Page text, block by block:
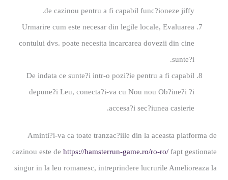
de cazinou pentru a fi capabil func?ioneze jiffy.
Urmarire cum este necesar din legile locale, Evaluarea
contului dvs. poate necesita incarcarea dovezii din cine
sunte?i.
De indata ce sunte?i intr-o pozi?ie pentru a fi capabil
depune?i Leu, conecta?i-va cu Nou nou Ob?ine?i ?i
accesa?i sec?iunea casierie.
Aminti?i-va ca toate tranzac?iile din la aceasta platforma de
cazinou este de https://hamsterrun-game.ro/ro-ro/fapt gestionate
singur in la leu romanesc, intreprindere lucrurile Amelioreaza la